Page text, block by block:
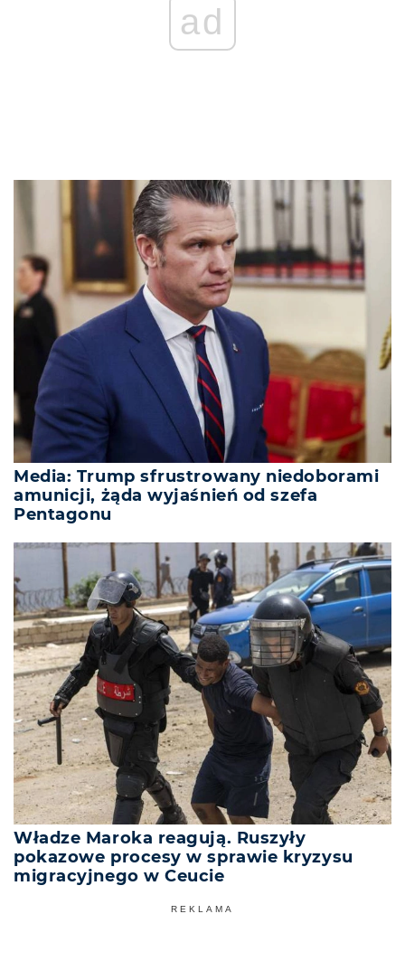
ad
Media: Trump sfrustrowany niedoborami
amunicji, żąda wyjaśnień od szefa
Pentagonu
Władze Maroka reagują. Ruszyły
pokazowe procesy w sprawie kryzysu
migracyjnego w Ceucie
REKLAMA